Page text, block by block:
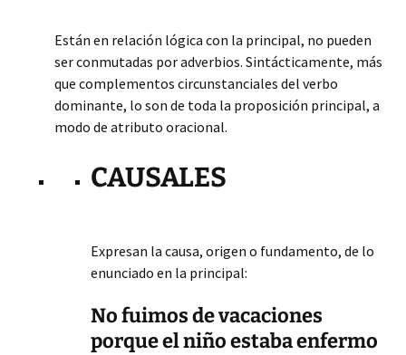
Están en relación lógica con la principal, no pueden
ser conmutadas por adverbios. Sintácticamente, más
que complementos circunstanciales del verbo
dominante, lo son de toda la proposición principal, a
modo de atributo oracional.
CAUSALES
Expresan la causa, origen o fundamento, de lo
enunciado en la principal:
No fuimos de vacaciones
porque el niño estaba enfermo